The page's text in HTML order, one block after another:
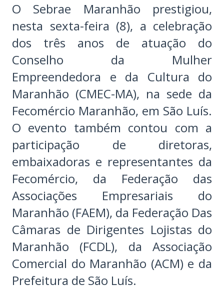
O Sebrae Maranhão prestigiou,
nesta sexta-feira (8), a celebração
dos três anos de atuação do
Conselho da Mulher
Empreendedora e da Cultura do
Maranhão (CMEC-MA), na sede da
Fecomércio Maranhão, em São Luís.
O evento também contou com a
participação de diretoras,
embaixadoras e representantes da
Fecomércio, da Federação das
Associações Empresariais do
Maranhão (FAEM), da Federação Das
Câmaras de Dirigentes Lojistas do
Maranhão (FCDL), da Associação
Comercial do Maranhão (ACM) e da
Prefeitura de São Luís.